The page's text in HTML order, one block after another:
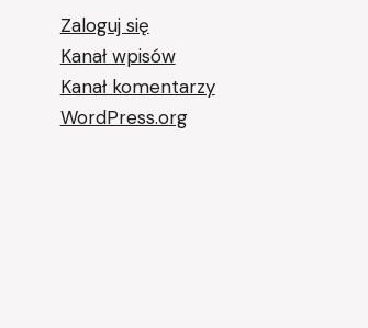
Zaloguj się
Kanał wpisów
Kanał komentarzy
WordPress.org